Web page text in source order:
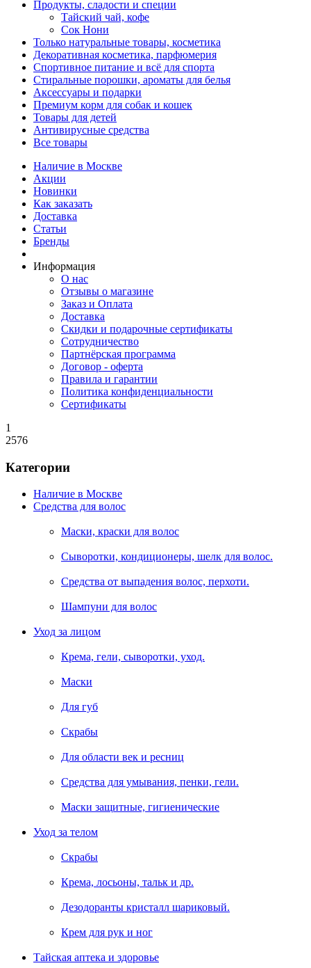
Продукты, сладости и специи
Тайский чай, кофе
Сок Нони
Только натуральные товары, косметика
Декоративная косметика, парфюмерия
Спортивное питание и всё для спорта
Стиральные порошки, ароматы для белья
Аксессуары и подарки
Премиум корм для собак и кошек
Товары для детей
Антивирусные средства
Все товары
Наличие в Москве
Акции
Новинки
Как заказать
Доставка
Статьи
Бренды
Информация
О нас
Отзывы о магазине
Заказ и Оплата
Доставка
Скидки и подарочные сертификаты
Сотрудничество
Партнёрская программа
Договор - оферта
Правила и гарантии
Политика конфиденциальности
Сертификаты
1
2576
Категории
Наличие в Москве
Средства для волос
Маски, краски для волос
Сыворотки, кондиционеры, шелк для волос.
Средства от выпадения волос, перхоти.
Шампуни для волос
Уход за лицом
Крема, гели, сыворотки, уход.
Маски
Для губ
Скрабы
Для области век и ресниц
Средства для умывания, пенки, гели.
Маски защитные, гигиенические
Уход за телом
Скрабы
Крема, лосьоны, тальк и др.
Дезодоранты кристалл шариковый.
Крем для рук и ног
Тайская аптека и здоровье